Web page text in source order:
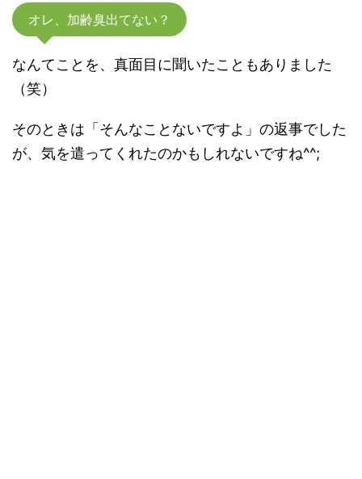
オレ、加齢臭出てない？
なんてことを、真面目に聞いたこともありました
（笑）
そのときは「そんなことないですよ」の返事でした
が、気を遣ってくれたのかもしれないですね^^;